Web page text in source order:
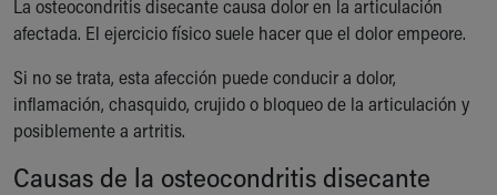
Make an Appointment
Breastfeeding Medicine
Child Passenger Safety
Safe Sleep for Babies
Safe Sleep
Who We Are
La osteocondritis disecante causa dolor en la articulación
afectada. El ejercicio físico suele hacer que el dolor empeore.
Si no se trata, esta afección puede conducir a dolor,
inflamación, chasquido, crujido o bloqueo de la articulación y
posiblemente a artritis.
Causas de la osteocondritis disecante